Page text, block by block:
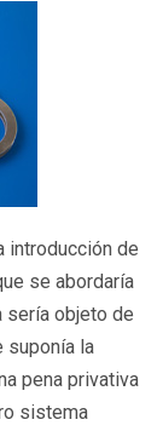
introducción de
se abordaría
sería objeto de
suponía la
pena privativa
sistema